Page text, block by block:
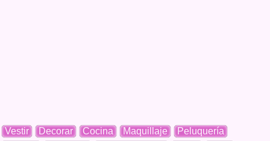
Vestir Decorar Cocina Maquillaje
Peluquería